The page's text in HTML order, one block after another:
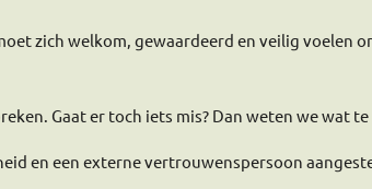
zich welkom, gewaardeerd en veilig voelen
Gaat er toch iets mis? Dan weten we wat
en een externe vertrouwenspersoon